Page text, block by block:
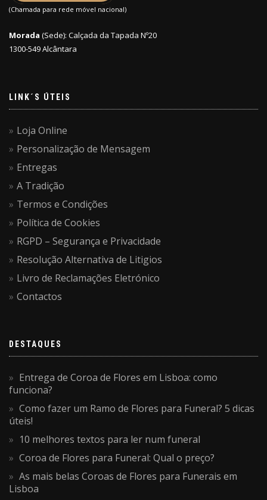
(Chamada para rede móvel nacional)
Morada (Sede): Calçada da Tapada Nº20
1300-549 Alcântara
LINK´S ÚTEIS
Loja Online
Personalização de Mensagem
Entregas
A Tradição
Termos e Condições
Política de Cookies
RGPD – Segurança e Privacidade
Resolução Alternativa de Litigios
Livro de Reclamações Eletrónico
Contactos
DESTAQUES
Entrega de Coroa de Flores em Lisboa: como
funciona?
Como fazer um Ramo de Flores para Funeral? 5 dicas
úteis!
10 melhores textos para ler num funeral
Coroa de Flores para Funeral: Qual o preço?
As mais belas Coroas de Flores para Funerais em
Lisboa